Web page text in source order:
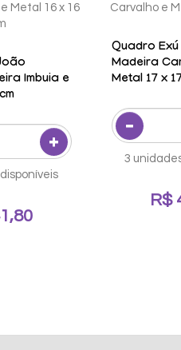
Imbuia e
Quadro
Madeira
Metal 17 x
3
R$